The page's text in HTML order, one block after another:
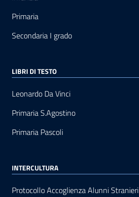
Primaria
Secondaria I grado
LIBRI DI TESTO
Leonardo Da Vinci
Primaria S.Agostino
Primaria Pascoli
INTERCULTURA
Protocollo Accoglienza Alunni Stranieri